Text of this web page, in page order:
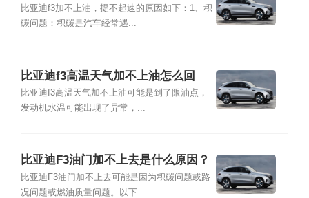
事？
比亚迪f3加不上油，提不起速的原因如下：1、积
碳问题：积碳是汽车经常遇...
比亚迪f3高温天气加不上油怎么回
事？
比亚迪f3高温天气加不上油可能是到了限油点，
发动机水温可能出现了异常，...
比亚迪F3油门加不上去是什么原因？
比亚迪F3油门加不上去可能是因为积碳问题或路
况问题或燃油质量问题。以下...